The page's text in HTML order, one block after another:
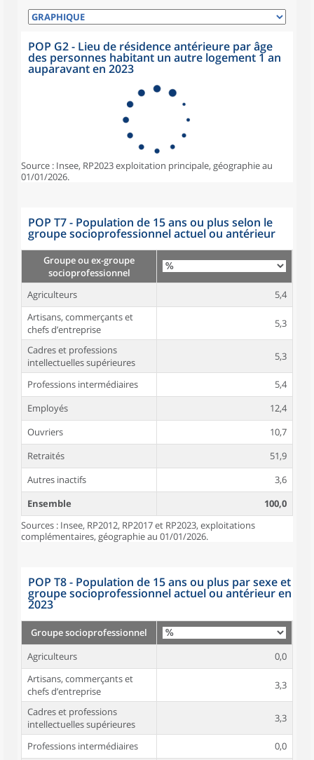
POP G2 - Lieu de résidence antérieure par âge
des personnes habitant un autre logement 1 an
auparavant en 2023
Source : Insee, RP2023 exploitation principale, géographie au
01/01/2026.
POP T7 - Population de 15 ans ou plus selon le
groupe socioprofessionnel actuel ou antérieur
Groupe ou ex-groupe
socioprofessionnel
Agriculteurs
5,4
Artisans, commerçants et
chefs d’entreprise
5,3
Cadres et professions
intellectuelles supérieures
5,3
Professions intermédiaires
5,4
Employés
12,4
Ouvriers
10,7
Retraités
51,9
Autres inactifs
3,6
Ensemble
100,0
Sources : Insee, RP2012, RP2017 et RP2023, exploitations
complémentaires, géographie au 01/01/2026.
POP T8 - Population de 15 ans ou plus par sexe et
groupe socioprofessionnel actuel ou antérieur en
2023
Groupe socioprofessionnel
Agriculteurs
0,0
Artisans, commerçants et
chefs d’entreprise
3,3
Cadres et professions
intellectuelles supérieures
3,3
Professions intermédiaires
0,0